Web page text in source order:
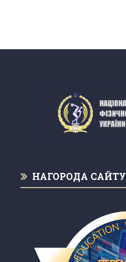
НАГОРОДА САЙТУ